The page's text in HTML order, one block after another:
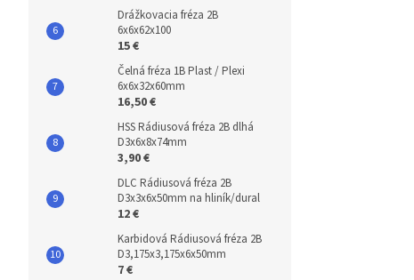
Drážkovacia fréza 2B
6x6x62x100
15 €
Čelná fréza 1B Plast / Plexi
6x6x32x60mm
16,50 €
HSS Rádiusová fréza 2B dlhá
D3x6x8x74mm
3,90 €
DLC Rádiusová fréza 2B
D3x3x6x50mm na hliník/dural
12 €
Karbidová Rádiusová fréza 2B
D3,175x3,175x6x50mm
7 €